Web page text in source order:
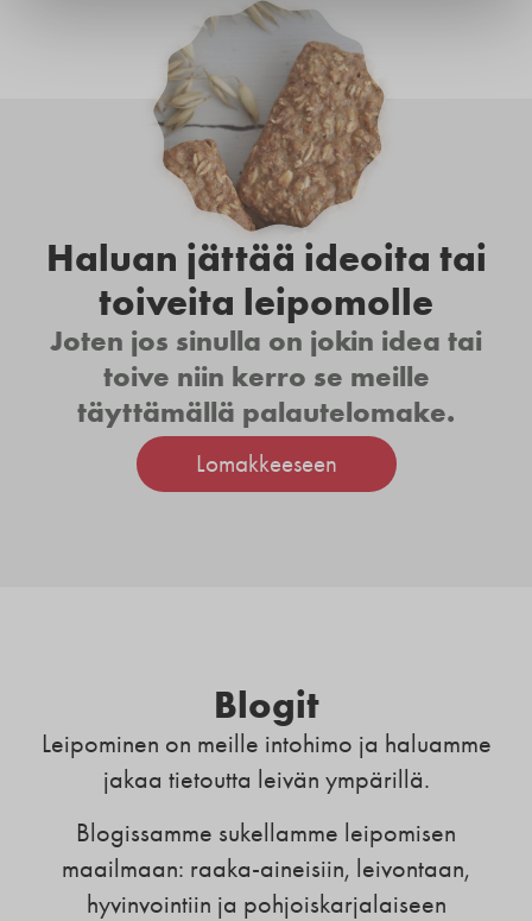
Haluan jättää ideoita tai
toiveita leipomolle
Joten jos sinulla on jokin idea tai
toive niin kerro se meille
täyttämällä palautelomake.
Lomakkeeseen
Blogit
Leipominen on meille intohimo ja haluamme
jakaa tietoutta leivän ympärillä.
Blogissamme sukellamme leipomisen
maailmaan: raaka-aineisiin, leivontaan,
hyvinvointiin ja pohjoiskarjalaiseen